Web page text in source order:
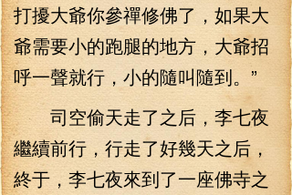
打擾大爺你參禪修佛了，如果大
爺需要小的跑腿的地方，大爺招
呼一聲就行，小的隨叫隨到。”
司空偷天走了之后，李七夜
繼續前行，行走了好幾天之后，
終于，李七夜來到了一座佛寺之